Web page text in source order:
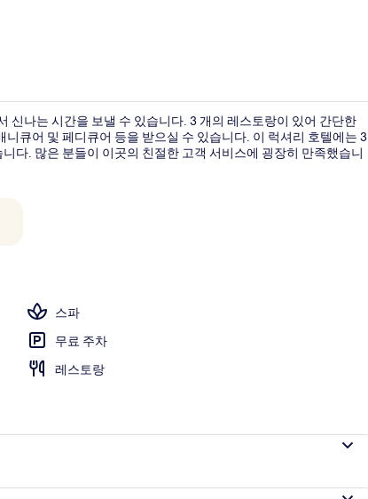
신나는 시간을 보낼 수 있습니다. 3 개의 레스토랑이 있어 간단한
큐어 및 페디큐어 등을 받으실 수 있습니다. 이 럭셔리 호텔에는 3
다. 많은 분들이 이곳의 친절한 고객 서비스에 굉장히 만족했습니
스파
무료 주차
레스토랑